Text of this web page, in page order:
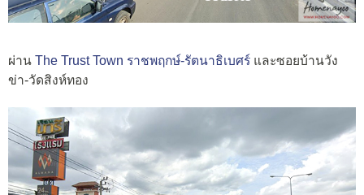
ผ่าน The Trust Town ราชพฤกษ์-รัตนาธิเบศร์ และซอยบ้านวัง
ข่า-วัดสิงห์ทอง